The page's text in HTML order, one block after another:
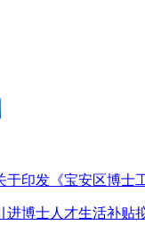
于印发《宝安区博士
进博士人才生活补贴